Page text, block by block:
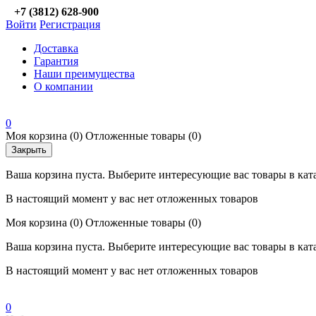
+7 (3812) 628-900
Войти Регистрация
Доставка
Гарантия
Наши преимущества
О компании
0
Моя корзина (0) Отложенные товары (0)
Закрыть
Ваша корзина пуста. Выберите интересующие вас товары в
В настоящий момент у вас нет отложенных товаров
Моя корзина (0) Отложенные товары (0)
Ваша корзина пуста. Выберите интересующие вас товары в
В настоящий момент у вас нет отложенных товаров
0